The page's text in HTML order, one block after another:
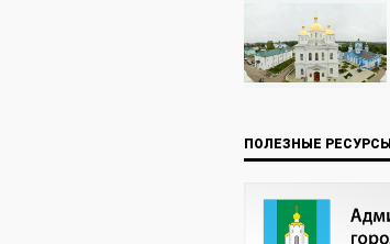
ПОЛЕЗНЫЕ РЕСУРСЫ